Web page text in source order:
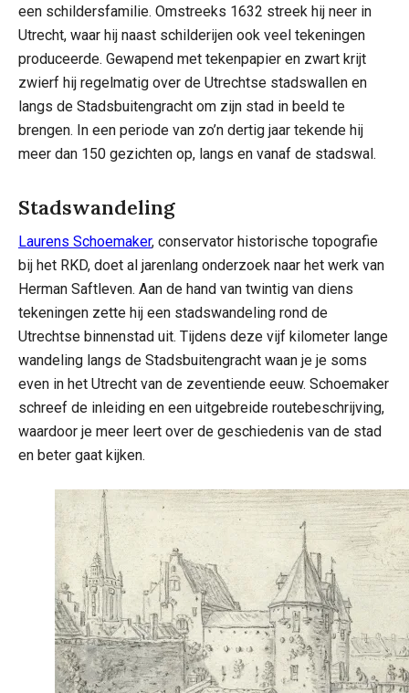
een schildersfamilie. Omstreeks 1632 streek hij neer in
Utrecht, waar hij naast schilderijen ook veel tekeningen
produceerde. Gewapend met tekenpapier en zwart krijt
zwierf hij regelmatig over de Utrechtse stadswallen en
langs de Stadsbuitengracht om zijn stad in beeld te
brengen. In een periode van zo’n dertig jaar tekende hij
meer dan 150 gezichten op, langs en vanaf de stadswal.
Stadswandeling
Laurens Schoemaker, conservator historische topografie
bij het RKD, doet al jarenlang onderzoek naar het werk van
Herman Saftleven. Aan de hand van twintig van diens
tekeningen zette hij een stadswandeling rond de
Utrechtse binnenstad uit. Tijdens deze vijf kilometer lange
wandeling langs de Stadsbuitengracht waan je je soms
even in het Utrecht van de zeventiende eeuw. Schoemaker
schreef de inleiding en een uitgebreide routebeschrijving,
waardoor je meer leert over de geschiedenis van de stad
en beter gaat kijken.